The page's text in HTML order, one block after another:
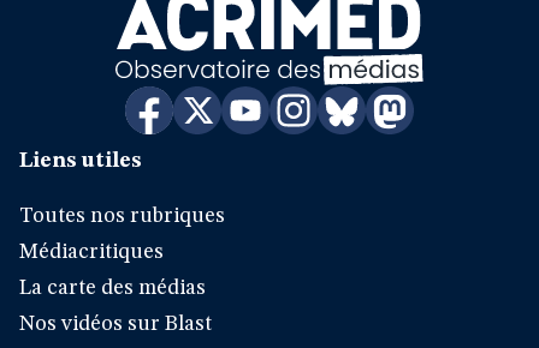
Liens utiles
Toutes nos rubriques
Médiacritiques
La carte des médias
Nos vidéos sur Blast